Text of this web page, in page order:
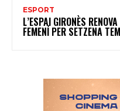
ESPORT
L’ESPAI GIRONÈS
FEMENÍ PER SETZENA